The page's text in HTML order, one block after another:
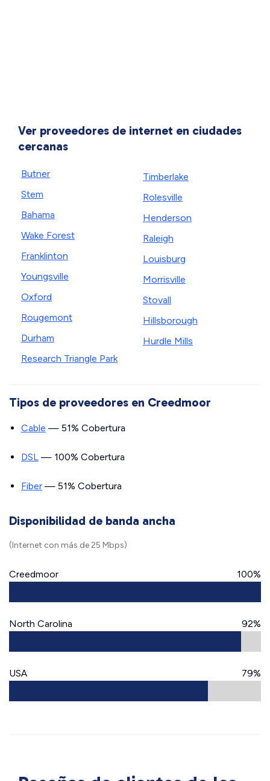
Ver proveedores de internet en ciudades
cercanas
Butner
Stem
Bahama
Wake Forest
Franklinton
Youngsville
Oxford
Rougemont
Durham
Research Triangle Park
Timberlake
Rolesville
Henderson
Raleigh
Louisburg
Morrisville
Stovall
Hillsborough
Hurdle Mills
Tipos de proveedores en Creedmoor
Cable — 51% Cobertura
DSL — 100% Cobertura
Fiber — 51% Cobertura
Disponibilidad de banda ancha
(Internet con más de 25 Mbps)
Creedmoor 100%
North Carolina 92%
USA 79%